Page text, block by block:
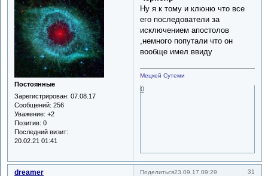
Постоянные
Зарегистрирован: 07.08.17
Сообщений: 256
Уважение: +2
Позитив: 0
Последний визит:
20.02.21 01:41
Ну я к тому и клюню что все
его последователи за
исключением апостолов
,немного попутали что он
вообще имел ввиду
Мецкей Сутеми
0
Поделиться 31
23.09.17 09:29
dreamer